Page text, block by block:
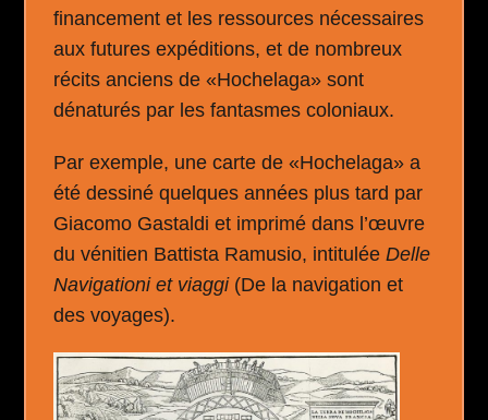
financement et les ressources nécessaires
aux futures expéditions, et de nombreux
récits anciens de «Hochelaga» sont
dénaturés par les fantasmes coloniaux.
Par exemple, une carte de «Hochelaga» a
été dessiné quelques années plus tard par
Giacomo Gastaldi et imprimé dans l’œuvre
du vénitien Battista Ramusio, intituléeDelle
Navigationi et viaggi(De la navigation et
des voyages).